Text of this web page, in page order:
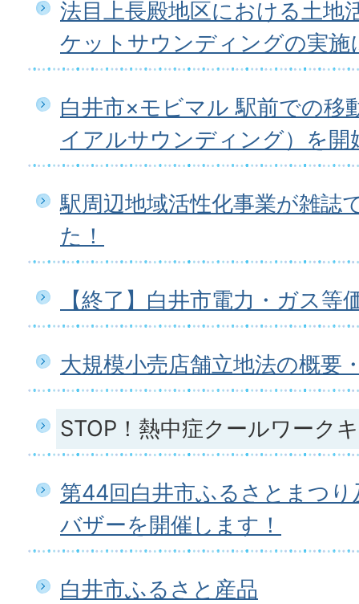
法目上長殿地区における土地
ケットサウンディングの実施
白井市×モビマル 駅前での移
イアルサウンディング）を開
駅周辺地域活性化事業が雑誌
た！
【終了】白井市電力・ガス等
大規模小売店舗立地法の概要
STOP！熱中症クールワーク
第44回白井市ふるさとまつ
バザーを開催します！
白井市ふるさと産品